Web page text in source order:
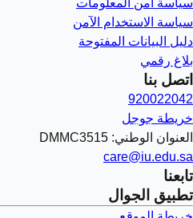
سياسة أمن المعلومات
سياسة الاستخدام الآمن
دليل البيانات المفتوحة
بلاغ رقمي
اتصل بنا
920022042
خريطة جوجل
العنوان الوطني: DMMC3515
care@iu.edu.sa
تابعنا
تطبيق الجوال